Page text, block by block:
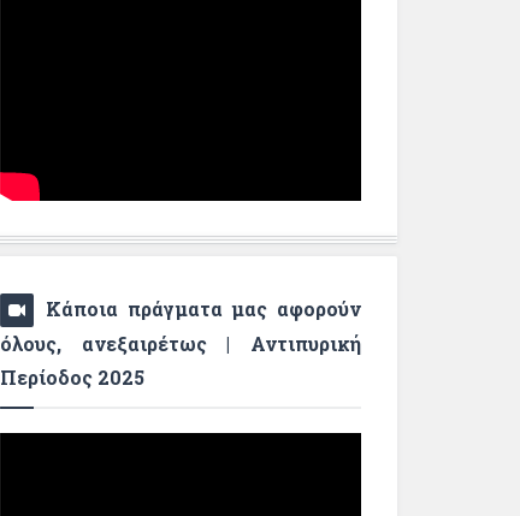
Κάποια πράγματα μας αφορούν
όλους, ανεξαιρέτως | Αντιπυρική
Περίοδος 2025